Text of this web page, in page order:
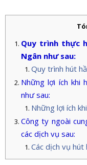
Quy trình thực
Ngân như sau:
Quy trình hút
Những lợi ích khi
như sau:
Những lợi ích
Công ty ngoài
các dịch vụ sau:
Các dịch vụ hút